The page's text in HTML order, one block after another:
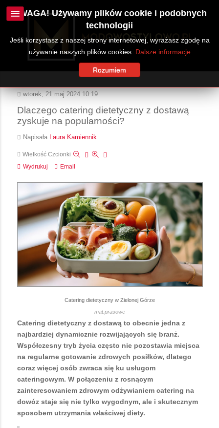
wtorek, 21 maj 2024 10:19
Dlaczego catering dietetyczny z dostawą
zyskuje na popularności?
Napisała Laura Kamiennik
Wielkość Czcionki
Wydrukuj
Email
Catering dietetyczny w Zielonej Górze
mat.prasowe
Catering dietetyczny z dostawą to obecnie jedna z
najbardziej dynamicznie rozwijających się branż.
Współczesny tryb życia często nie pozostawia miejsca
na regularne gotowanie zdrowych posiłków, dlatego
coraz więcej osób zwraca się ku usługom
cateringowym. W połączeniu z rosnącym
zainteresowaniem zdrowym odżywianiem catering na
dowóz staje się nie tylko wygodnym, ale i skutecznym
sposobem utrzymania właściwej diety.
UWAGA! Używamy plików cookie i podobnych
technologii
Jeśli korzystasz z naszej strony internetowej, wyrażasz zgodę na
używanie naszych plików cookies. Dalsze informacje
Rozumiem